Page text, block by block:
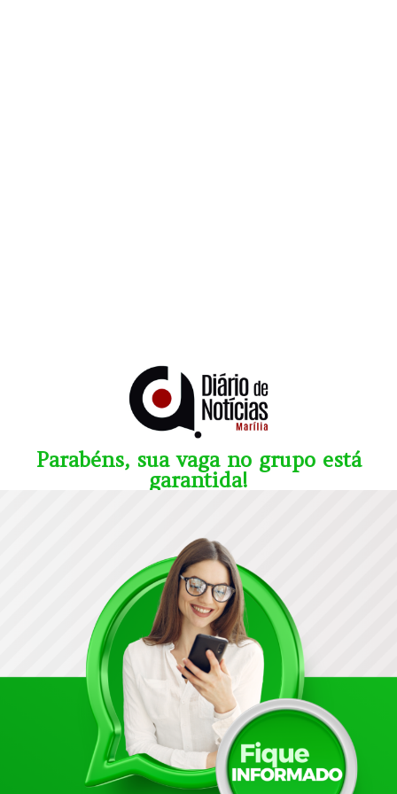
Parabéns, sua vaga no grupo está
garantida!